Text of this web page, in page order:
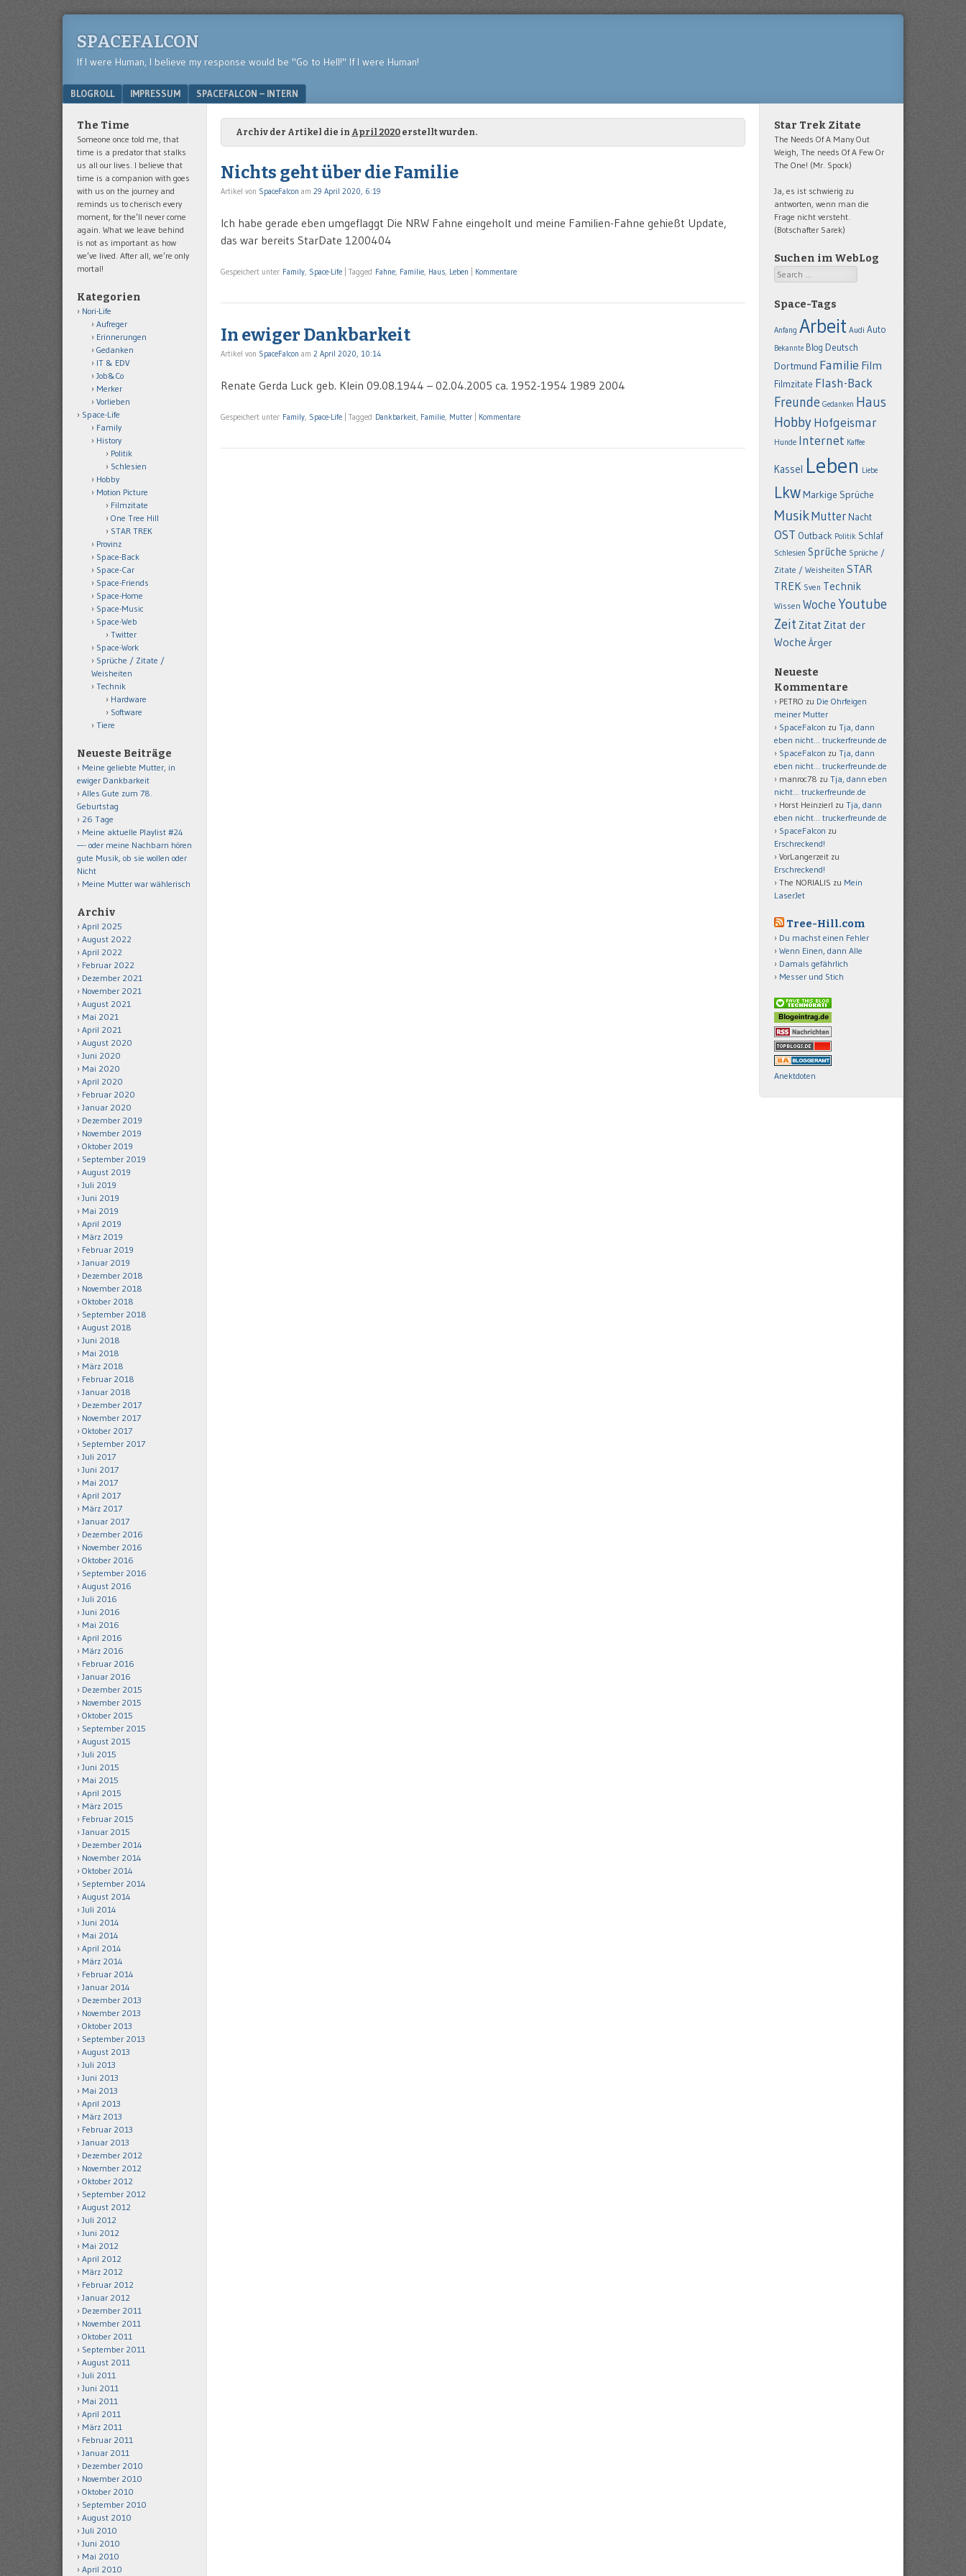
SPACEFALCON
If I were Human, I believe my response would be "Go to Hell!" If I were Human!
Menu
SKIP TO CONTENT
BLOGROLL IMPRESSUM SPACEFALCON – INTERN
Archiv der Artikel die in April 2020 erstellt wurden.
Nichts geht über die Familie
Artikel von SpaceFalcon am 29 April 2020, 6:19
Ich habe gerade eben umgeflaggt Die NRW Fahne eingeholt und meine Familien-Fahne gehießt Update,
das war bereits StarDate 1200404
Gespeichert unter Family, Space-Life Tagged Fahne, Familie, Haus, Leben Kommentare
In ewiger Dankbarkeit
Artikel von SpaceFalcon am 2 April 2020, 10:14
Renate Gerda Luck geb. Klein 09.08.1944 – 02.04.2005 ca. 1952-1954 1989 2004
Gespeichert unter Family Space-Life Tagged Dankbarkeit Familie Mutter Kommentare
The Time
Someone once told me, that
time is a predator that stalks
us all our lives. I believe that
time is a companion with goes
with us on the journey and
reminds us to cherisch every
moment, for the’ll never come
again. What we leave behind
is not as important as how
we’ve lived. After all, we’re only
mortal!
Kategorien
Nori-Life
Aufreger
Erinnerungen
Gedanken
IT & EDV
Job&Co
Merker
Vorlieben
Space-Life
Family
History
Politik
Schlesien
Hobby
Motion Picture
Filmzitate
One Tree Hill
STAR TREK
Provinz
Space-Back
Space-Car
Space-Friends
Space-Home
Space-Music
Space-Web
Twitter
Space-Work
Sprüche / Zitate /
Weisheiten
Technik
Hardware
Software
Tiere
Neueste Beiträge
Meine geliebte Mutter, in
ewiger Dankbarkeit
Alles Gute zum 78.
Geburtstag
26 Tage
Meine aktuelle Playlist #24
—- oder meine Nachbarn hören
gute Musik, ob sie wollen oder
Nicht
Meine Mutter war wählerisch
Archiv
April 2025
August 2022
April 2022
Februar 2022
Dezember 2021
November 2021
August 2021
Mai 2021
April 2021
August 2020
Juni 2020
Mai 2020
April 2020
Februar 2020
Januar 2020
Dezember 2019
November 2019
Oktober 2019
September 2019
August 2019
Juli 2019
Juni 2019
Mai 2019
April 2019
März 2019
Februar 2019
Januar 2019
Dezember 2018
November 2018
Oktober 2018
September 2018
August 2018
Juni 2018
Mai 2018
März 2018
Februar 2018
Januar 2018
Dezember 2017
November 2017
Oktober 2017
September 2017
Juli 2017
Juni 2017
Mai 2017
April 2017
März 2017
Januar 2017
Dezember 2016
November 2016
Oktober 2016
September 2016
August 2016
Juli 2016
Juni 2016
Mai 2016
April 2016
März 2016
Februar 2016
Januar 2016
Dezember 2015
November 2015
Oktober 2015
September 2015
August 2015
Juli 2015
Juni 2015
Mai 2015
April 2015
März 2015
Februar 2015
Januar 2015
Dezember 2014
November 2014
Oktober 2014
September 2014
August 2014
Juli 2014
Juni 2014
Mai 2014
April 2014
März 2014
Februar 2014
Januar 2014
Dezember 2013
November 2013
Oktober 2013
September 2013
August 2013
Juli 2013
Juni 2013
Mai 2013
April 2013
März 2013
Februar 2013
Januar 2013
Dezember 2012
November 2012
Oktober 2012
September 2012
August 2012
Juli 2012
Juni 2012
Mai 2012
April 2012
März 2012
Februar 2012
Januar 2012
Dezember 2011
November 2011
Oktober 2011
September 2011
August 2011
Juli 2011
Juni 2011
Mai 2011
April 2011
März 2011
Februar 2011
Januar 2011
Dezember 2010
November 2010
Oktober 2010
September 2010
August 2010
Juli 2010
Juni 2010
Mai 2010
April 2010
Star Trek Zitate
The Needs Of A Many Out
Weigh, The needs Of A Few Or
The One! (Mr. Spock)
Ja, es ist schwierig zu
antworten, wenn man die
Frage nicht versteht.
(Botschafter Sarek)
Suchen im WebLog
Search
Space-Tags
Anfang Arbeit Audi Auto
Bekannte Blog Deutsch
Dortmund Familie Film
Filmzitate Flash-Back
Freunde Gedanken Haus
HobbyHofgeismar
Hunde Internet Kaffee
Kassel Leben Liebe
LkwMarkige Sprüche
MusikMutter Nacht
OST Outback Politik Schlaf
Schlesien Sprüche Sprüche /
Zitate / Weisheiten STAR
TREK Sven Technik
Wissen Woche Youtube
Zeit Zitat Zitat der
Woche Ärger
Neueste
Kommentare
PETRO zu Die Ohrfeigen
meiner Mutter
SpaceFalcon zu Tja, dann
eben nicht… truckerfreunde.de
SpaceFalcon zu Tja, dann
eben nicht… truckerfreunde.de
manroc78 zu Tja, dann eben
nicht… truckerfreunde.de
Horst Heinzierl zu Tja, dann
eben nicht… truckerfreunde.de
SpaceFalcon zu
Erschreckend!
VorLangerzeit zu
Erschreckend!
The NORIALIS zu Mein
LaserJet
Tree-Hill.com
Du machst einen Fehler
Wenn Einen, dann Alle
Damals gefährlich
Messer und Stich
Anektdoten